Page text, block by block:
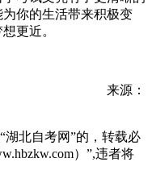
你的生活带来积极变
更近。
来源：
湖北自考网”的，转载必
）”,违者将